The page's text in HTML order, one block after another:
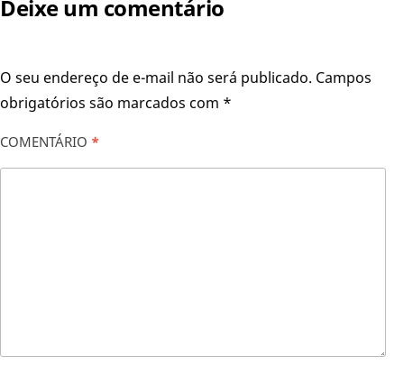
Deixe um comentário
O seu endereço de e-mail não será publicado. Campos
obrigatórios são marcados com *
COMENTÁRIO *